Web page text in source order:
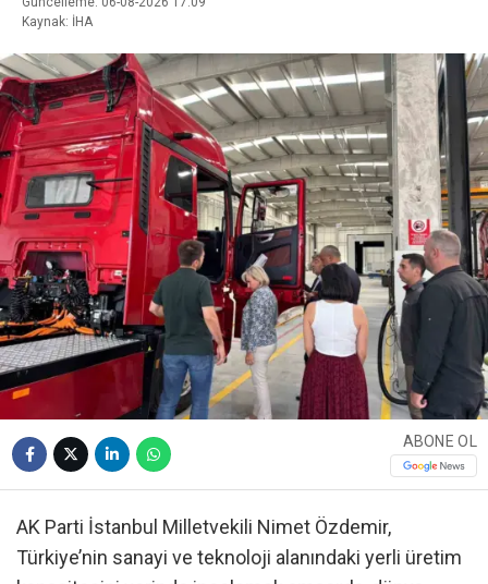
Kaynak: İHA
ABONE OL
AK Parti İstanbul Milletvekili Nimet Özdemir,
Türkiye’nin sanayi ve teknoloji alanındaki yerli üretim